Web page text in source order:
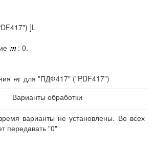
]L
: 0.
для "ПДФ417" ("PDF417")
Варианты обработки
варианты не установлены. Во всех
передавать "0"